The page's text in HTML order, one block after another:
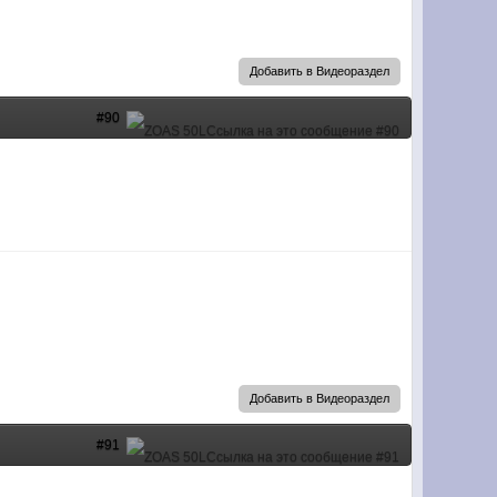
Добавить в Видеораздел
#90
Добавить в Видеораздел
#91